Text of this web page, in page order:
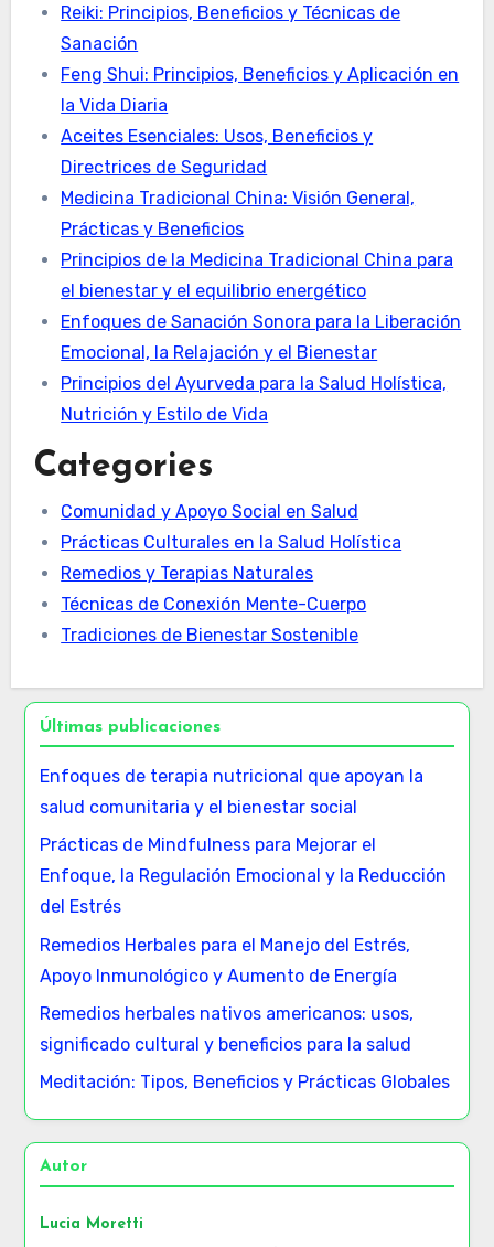
Reiki: Principios, Beneficios y Técnicas de
Sanación
Feng Shui: Principios, Beneficios y Aplicación en
la Vida Diaria
Aceites Esenciales: Usos, Beneficios y
Directrices de Seguridad
Medicina Tradicional China: Visión General,
Prácticas y Beneficios
Principios de la Medicina Tradicional China para
el bienestar y el equilibrio energético
Enfoques de Sanación Sonora para la Liberación
Emocional, la Relajación y el Bienestar
Principios del Ayurveda para la Salud Holística,
Nutrición y Estilo de Vida
Categories
Comunidad y Apoyo Social en Salud
Prácticas Culturales en la Salud Holística
Remedios y Terapias Naturales
Técnicas de Conexión Mente-Cuerpo
Tradiciones de Bienestar Sostenible
Últimas publicaciones
Enfoques de terapia nutricional que apoyan la
salud comunitaria y el bienestar social
Prácticas de Mindfulness para Mejorar el
Enfoque, la Regulación Emocional y la Reducción
del Estrés
Remedios Herbales para el Manejo del Estrés,
Apoyo Inmunológico y Aumento de Energía
Remedios herbales nativos americanos: usos,
significado cultural y beneficios para la salud
Meditación: Tipos, Beneficios y Prácticas Globales
Autor
Lucia Moretti